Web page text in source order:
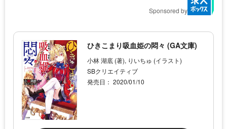
Sponsored by
ひきこまり吸血姫の悶々 (GA文庫)
小林 湖底 (著), りいちゅ (イラスト)
SBクリエイティブ
発売日： 2020/01/10